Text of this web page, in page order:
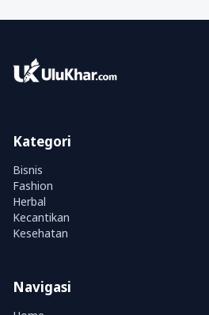
Kategori
Bisnis
Fashion
Herbal
Kecantikan
Kesehatan
Navigasi